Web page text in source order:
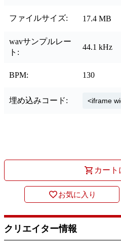
ファイルサイズ: 17.4 MB
wavサンプルレー
ト:
44.1 kHz
BPM: 130
埋め込みコード:
カート
お気に入り
クリエイター情報